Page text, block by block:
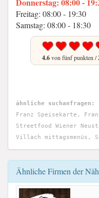
Freitag: 08:00 - 19:30
Samstag: 08:00 - 18:30
4.6von fünf punkten /
ähnliche suchanfragen:
Franz Speisekarte,
Streetfood Wiener
Villach mittagsmenüs,
Ähnliche Firmen der